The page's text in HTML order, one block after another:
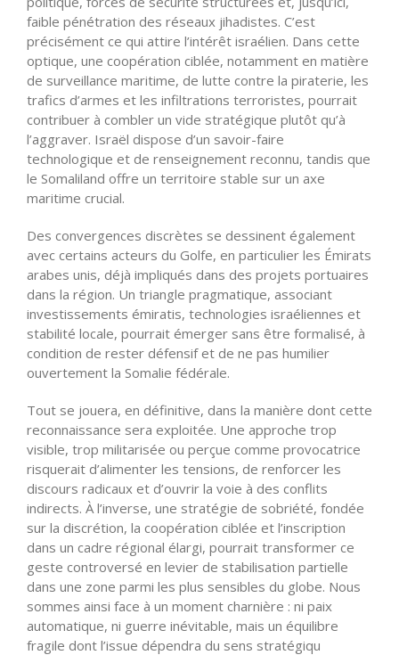
faible pénétration des réseaux jihadistes. C’est
précisément ce qui attire l’intérêt israélien. Dans cette
optique, une coopération ciblée, notamment en matière
de surveillance maritime, de lutte contre la piraterie, les
trafics d’armes et les infiltrations terroristes, pourrait
contribuer à combler un vide stratégique plutôt qu’à
l’aggraver. Israël dispose d’un savoir-faire
technologique et de renseignement reconnu, tandis que
le Somaliland offre un territoire stable sur un axe
maritime crucial.
Des convergences discrètes se dessinent également
avec certains acteurs du Golfe, en particulier les Émirats
arabes unis, déjà impliqués dans des projets portuaires
dans la région. Un triangle pragmatique, associant
investissements émiratis, technologies israéliennes et
stabilité locale, pourrait émerger sans être formalisé, à
condition de rester défensif et de ne pas humilier
ouvertement la Somalie fédérale.
Tout se jouera, en définitive, dans la manière dont cette
reconnaissance sera exploitée. Une approche trop
visible, trop militarisée ou perçue comme provocatrice
risquerait d’alimenter les tensions, de renforcer les
discours radicaux et d’ouvrir la voie à des conflits
indirects. À l’inverse, une stratégie de sobriété, fondée
sur la discrétion, la coopération ciblée et l’inscription
dans un cadre régional élargi, pourrait transformer ce
geste controversé en levier de stabilisation partielle
dans une zone parmi les plus sensibles du globe. Nous
sommes ainsi face à un moment charnière : ni paix
automatique, ni guerre inévitable, mais un équilibre
fragile dont l’issue dépendra du sens stratégiqu